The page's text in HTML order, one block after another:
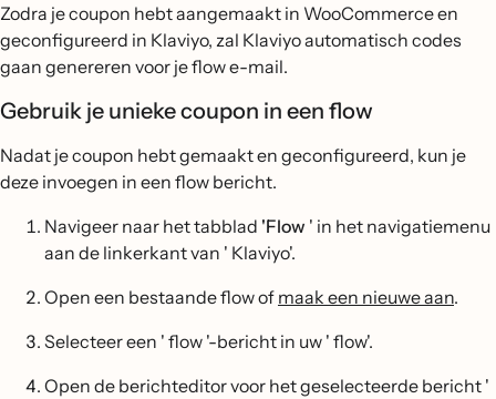
Zodra je coupon hebt aangemaakt in WooCommerce en
geconfigureerd in Klaviyo, zal Klaviyo automatisch codes
gaan genereren voor je flow e-mail.
Gebruik je unieke coupon in een flow
Nadat je coupon hebt gemaakt en geconfigureerd, kun je
deze invoegen in een flow bericht.
Navigeer naar het tabblad 'Flow ' in het navigatiemenu
aan de linkerkant van ' Klaviyo'.
Open een bestaande flow of maak een nieuwe aan.
Selecteer een ' flow '-bericht in uw ' flow'.
Open de berichteditor voor het geselecteerde bericht '